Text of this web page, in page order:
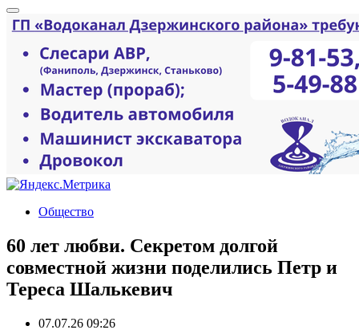
Общество
60 лет любви. Секретом долгой
совместной жизни поделились Петр и
Тереса Шалькевич
07.07.26 09:26